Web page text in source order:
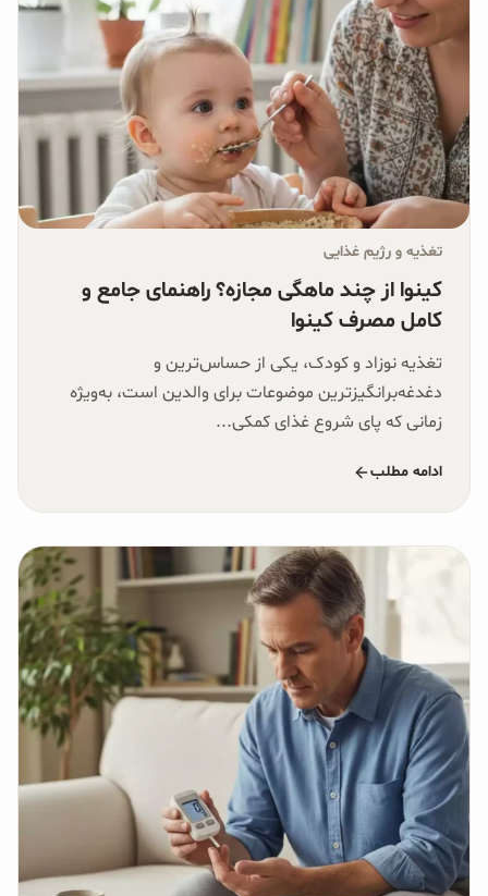
تغذیه و رژیم غذایی
کینوا از چند ماهگی مجازه؟ راهنمای جامع و
کامل مصرف کینوا
تغذیه نوزاد و کودک، یکی از حساس‌ترین و
دغدغه‌برانگیزترین موضوعات برای والدین است، به‌ویژه
زمانی که پای شروع غذای کمکی...
ادامه مطلب